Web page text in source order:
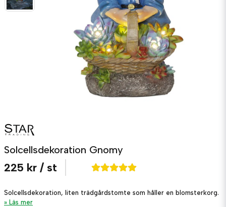
Solcellsdekoration Gnomy
225 kr / st
Solcellsdekoration, liten trädgårdstomte som håller en blomsterkorg.
Läs mer